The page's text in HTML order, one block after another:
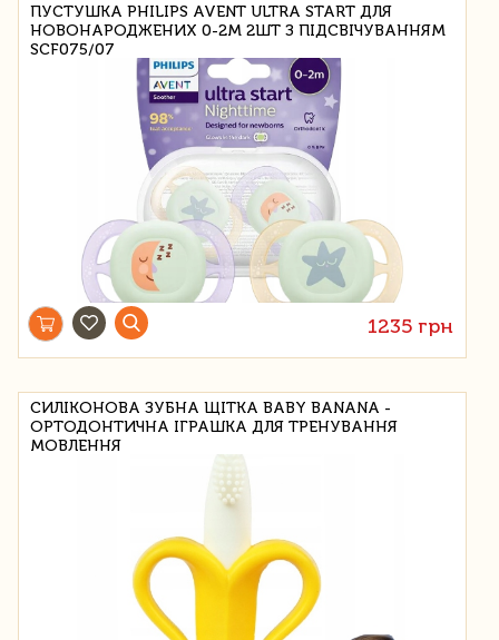
ПУСТУШКА PHILIPS AVENT ULTRA START ДЛЯ
НОВОНАРОДЖЕНИХ 0-2М 2ШТ З ПІДСВІЧУВАННЯМ
SCF075/07
1235 грн
СИЛІКОНОВА ЗУБНА ЩІТКА BABY BANANA -
ОРТОДОНТИЧНА ІГРАШКА ДЛЯ ТРЕНУВАННЯ
МОВЛЕННЯ